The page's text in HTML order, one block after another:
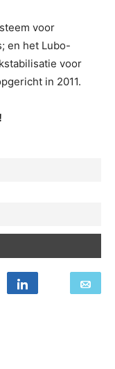
voor
en het Lubo-
voor
in 2011.